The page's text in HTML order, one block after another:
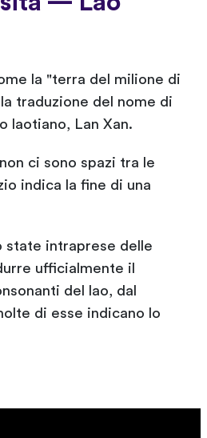
la "terra del milione di
traduzione del nome di
laotiano, Lan Xan.
ci sono spazi tra le
indica la fine di una
state intraprese delle
ufficialmente il
del lao, dal
di esse indicano lo